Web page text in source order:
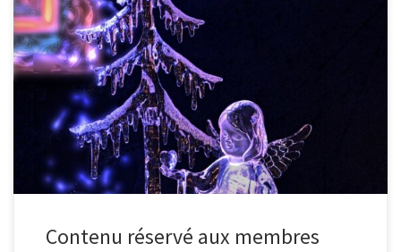
Contenu réservé aux membres